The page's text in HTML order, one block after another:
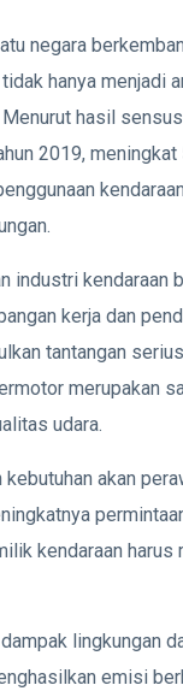
negara
hanya menjadi
hasil
2019,
industri
kerja dan
tantangan
merupakan
udara.
kebutuhan akan
kendaraan
lingkungan
emisi